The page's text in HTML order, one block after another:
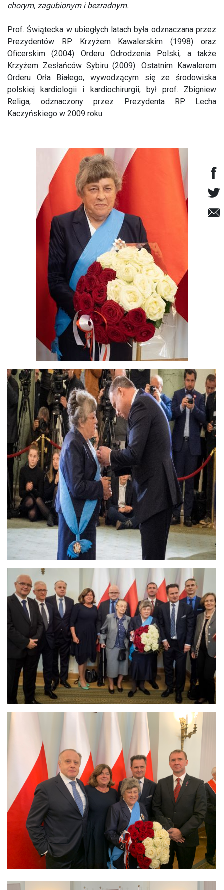
chorym, zagubionym i bezradnym.
Prof. Świątecka w ubiegłych latach była odznaczana przez
Prezydentów RP Krzyżem Kawalerskim (1998) oraz
Oficerskim (2004) Orderu Odrodzenia Polski, a także
Krzyżem Zesłańców Sybiru (2009). Ostatnim Kawalerem
Orderu Orła Białego, wywodzącym się ze środowiska
polskiej kardiologii i kardiochirurgii, był prof. Zbigniew
Religa, odznaczony przez Prezydenta RP Lecha
Kaczyńskiego w 2009 roku.